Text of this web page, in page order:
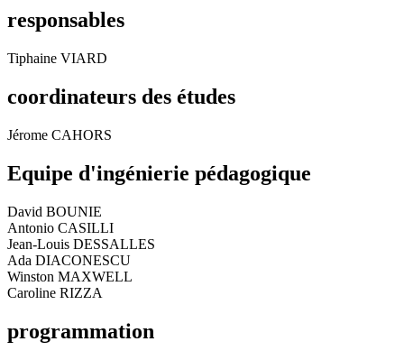
responsables
Tiphaine VIARD
coordinateurs des études
Jérome CAHORS
Equipe d'ingénierie pédagogique
David BOUNIE
Antonio CASILLI
Jean-Louis DESSALLES
Ada DIACONESCU
Winston MAXWELL
Caroline RIZZA
programmation